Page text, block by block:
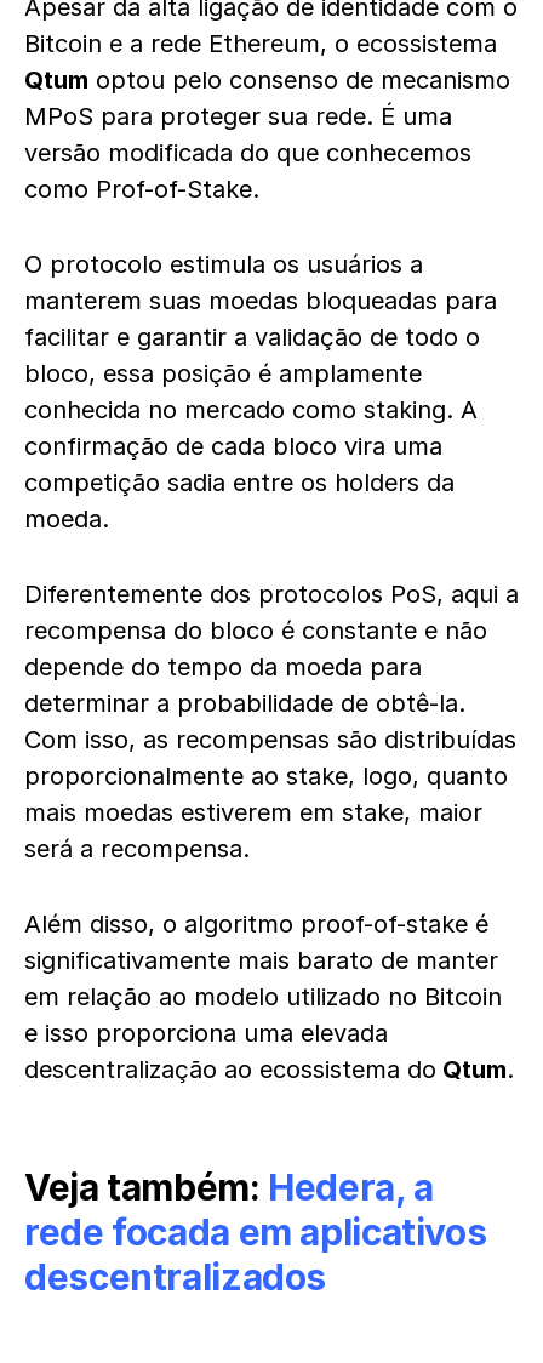
Apesar da alta ligação de identidade com o
Bitcoin e a rede Ethereum, o ecossistema
Qtum optou pelo consenso de mecanismo
MPoS para proteger sua rede. É uma
versão modificada do que conhecemos
como Prof-of-Stake.
O protocolo estimula os usuários a
manterem suas moedas bloqueadas para
facilitar e garantir a validação de todo o
bloco, essa posição é amplamente
conhecida no mercado como staking. A
confirmação de cada bloco vira uma
competição sadia entre os holders da
moeda.
Diferentemente dos protocolos PoS, aqui a
recompensa do bloco é constante e não
depende do tempo da moeda para
determinar a probabilidade de obtê-la.
Com isso, as recompensas são distribuídas
proporcionalmente ao stake, logo, quanto
mais moedas estiverem em stake, maior
será a recompensa.
Além disso, o algoritmo proof-of-stake é
significativamente mais barato de manter
em relação ao modelo utilizado no Bitcoin
e isso proporciona uma elevada
descentralização ao ecossistema do Qtum.
Veja também: Hedera, a
rede focada em aplicativos
descentralizados